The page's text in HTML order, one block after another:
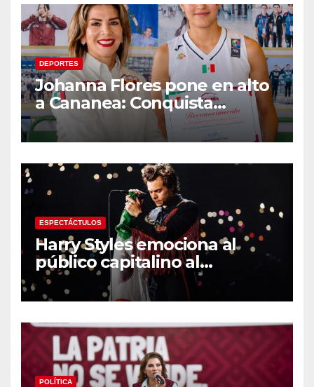
DEPORTES
Johanna Flores pone en alto
a Cananea: Conquista
medalla de plata con la
Selección Mexicana Sub-20
Centroamericanos
ESPECTÁCTULOS
Harry Styles emociona al
público capitalino al
interpretar “Cielito Lindo” en
su tercer concierto en la
POLÍTICA